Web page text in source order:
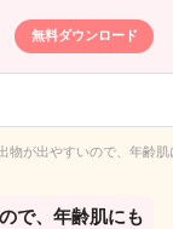
無料ダウンロード
物が出やすいので、年齢
で、年齢肌にも